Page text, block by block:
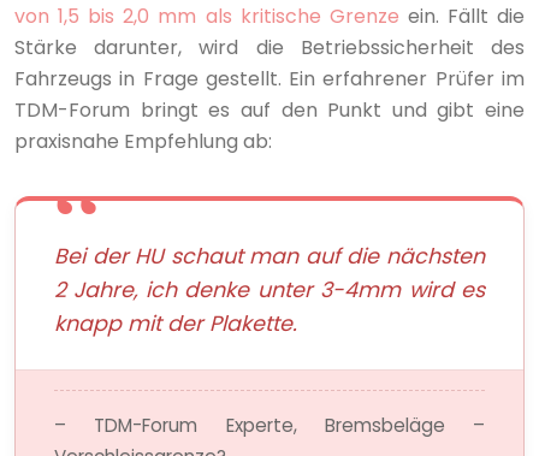
von 1,5 bis 2,0 mm als kritische Grenze ein. Fällt die
Stärke darunter, wird die Betriebssicherheit des
Fahrzeugs in Frage gestellt. Ein erfahrener Prüfer im
TDM-Forum bringt es auf den Punkt und gibt eine
praxisnahe Empfehlung ab:
Bei der HU schaut man auf die nächsten
2 Jahre, ich denke unter 3-4mm wird es
knapp mit der Plakette.
– TDM-Forum Experte, Bremsbeläge –